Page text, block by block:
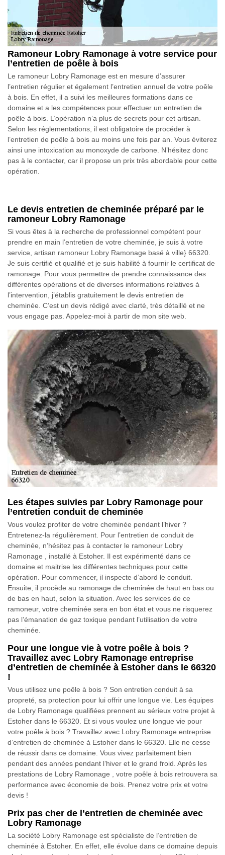
Ramoneur Lobry Ramonage à votre service pour
l’entretien de poêle à bois
Le ramoneur Lobry Ramonage est en mesure d’assurer
l’entretien régulier et également l’entretien annuel de votre poêle
à bois. En effet, il a suivi les meilleures formations dans ce
domaine et a les compétences pour effectuer un entretien de
poêle à bois. L’opération n’a plus de secrets pour cet artisan.
Selon les réglementations, il est obligatoire de procéder à
l’entretien de poêle à bois au moins une fois par an. Vous éviterez
ainsi une intoxication au monoxyde de carbone. N’hésitez donc
pas à le contacter, car il propose un prix très abordable pour cette
opération.
Le devis entretien de cheminée préparé par le
ramoneur Lobry Ramonage
Si vous êtes à la recherche de professionnel compétent pour
prendre en main l’entretien de votre cheminée, je suis à votre
service, artisan ramoneur Lobry Ramonage basé à ville} 66320.
Je suis certifié et qualifié et je suis habilité à fournir le certificat de
ramonage. Pour vous permettre de prendre connaissance des
différentes opérations et de diverses informations relatives à
l’intervention, j’établis gratuitement le devis entretien de
cheminée. C’est un devis rédigé avec clarté, très détaillé et ne
vous engage pas. Appelez-moi à partir de mon site web.
Les étapes suivies par Lobry Ramonage pour
l’entretien conduit de cheminée
Vous voulez profiter de votre cheminée pendant l’hiver ?
Entretenez-la régulièrement. Pour l’entretien de conduit de
cheminée, n’hésitez pas à contacter le ramoneur Lobry
Ramonage , installé à Estoher. Il est expérimenté dans ce
domaine et maitrise les différentes techniques pour cette
opération. Pour commencer, il inspecte d’abord le conduit.
Ensuite, il procède au ramonage de cheminée de haut en bas ou
de bas en haut, selon la situation. Avec les services de ce
ramoneur, votre cheminée sera en bon état et vous ne risquerez
pas l’émanation de gaz toxique pendant l’utilisation de votre
cheminée.
Pour une longue vie à votre poêle à bois ?
Travaillez avec Lobry Ramonage entreprise
d’entretien de cheminée à Estoher dans le 66320
!
Vous utilisez une poêle à bois ? Son entretien conduit à sa
propreté, sa protection pour lui offrir une longue vie. Les équipes
de Lobry Ramonage qualifiées prennent au sérieux votre projet à
Estoher dans le 66320. Et si vous voulez une longue vie pour
votre poêle à bois ? Travaillez avec Lobry Ramonage entreprise
d’entretien de cheminée à Estoher dans le 66320. Elle ne cesse
de réussir dans ce domaine. Vous vivez parfaitement bien
pendant des années pendant l’hiver et le grand froid. Après les
prestations de Lobry Ramonage , votre poêle à bois retrouvera sa
performance avec économie de bois. Prenez votre prix et votre
devis !
Prix pas cher de l’entretien de cheminée avec
Lobry Ramonage
La société Lobry Ramonage est spécialiste de l’entretien de
cheminée à Estoher. En effet, elle évolue dans ce domaine depuis